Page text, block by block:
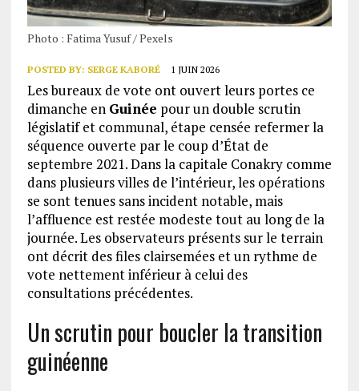
Photo : Fatima Yusuf / Pexels
POSTED BY: SERGE KABORÉ 1 JUIN 2026
Les bureaux de vote ont ouvert leurs portes ce
dimanche en Guinée pour un double scrutin
législatif et communal, étape censée refermer la
séquence ouverte par le coup d’État de
septembre 2021. Dans la capitale Conakry comme
dans plusieurs villes de l’intérieur, les opérations
se sont tenues sans incident notable, mais
l’affluence est restée modeste tout au long de la
journée. Les observateurs présents sur le terrain
ont décrit des files clairsemées et un rythme de
vote nettement inférieur à celui des
consultations précédentes.
Un scrutin pour boucler la transition
guinéenne